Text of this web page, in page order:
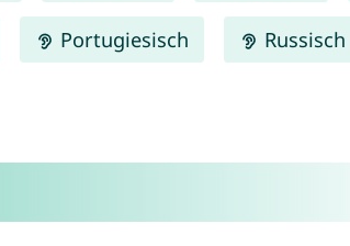
Portugiesisch Russisch